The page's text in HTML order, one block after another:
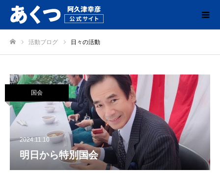
活動ブログ 日々の活動
国会
2024.11.10
明日から特別国会